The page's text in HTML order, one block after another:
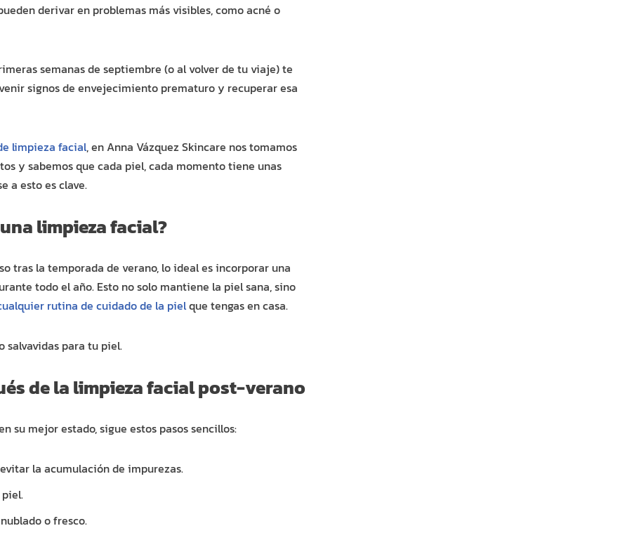
derivar en problemas más visibles, como acné o
semanas de septiembre (o al volver de tu viaje) te
signos de envejecimiento prematuro y recuperar esa
limpieza facial, en Anna Vázquez Skincare nos tomamos
y sabemos que cada piel, cada momento tiene unas
a esto es clave.
limpieza facial?
tras la temporada de verano, lo ideal es incorporar una
todo el año. Esto no solo mantiene la piel sana, sino
rutina de cuidado de la pielque tengas en casa.
salvavidas para tu piel.
de la limpieza facial post-verano
su mejor estado, sigue estos pasos sencillos:
la acumulación de impurezas.
o fresco.